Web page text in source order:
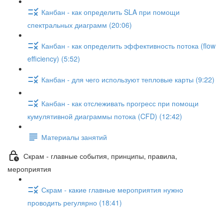
Канбан - как определить SLA при помощи
спектральных диаграмм (20:06)
Канбан - как определить эффективность потока (flow
efficiency) (5:52)
Канбан - для чего используют тепловые карты (9:22)
Канбан - как отслеживать прогресс при помощи
кумулятивной диаграммы потока (CFD) (12:42)
Материалы занятий
Скрам - главные события, принципы, правила,
мероприятия
Скрам - какие главные мероприятия нужно
проводить регулярно (18:41)